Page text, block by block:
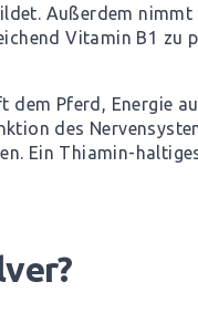
Außerdem nimmt
Vitamin B1 zu
Pferd, Energie
des
Ein Thiamin-